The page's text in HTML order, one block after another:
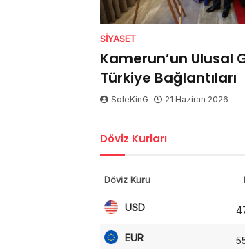
SIYASET
Kamerun’un Ulusal
Türkiye Bağlantıları
SoleKinG 21 Haziran 2026
Döviz Kurları
Döviz Kuru
USD
EUR